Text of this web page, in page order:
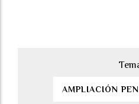
AMPLIACIÓN